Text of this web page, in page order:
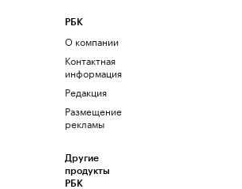
РБК
О компании
Контактная
информация
Редакция
Размещение
рекламы
Другие
продукты
РБК